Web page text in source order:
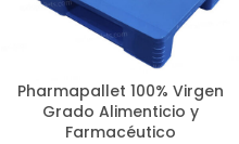
Pharmapallet 100% Virgen
Grado Alimenticio y
Farmacéutico